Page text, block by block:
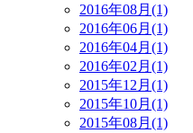
2016年08月(1)
2016年06月(1)
2016年04月(1)
2016年02月(1)
2015年12月(1)
2015年10月(1)
2015年08月(1)